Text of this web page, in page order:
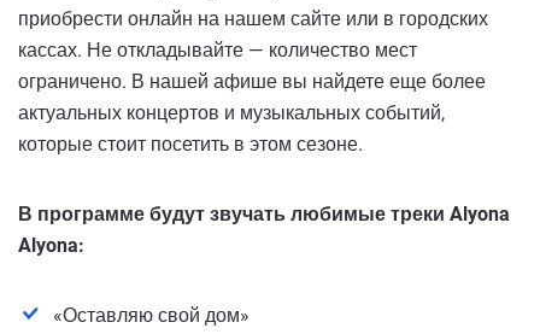
приобрести онлайн на нашем сайте или в городских
кассах. Не откладывайте — количество мест
ограничено. В нашей афише вы найдете еще более
актуальных концертов и музыкальных событий,
которые стоит посетить в этом сезоне.
В программе будут звучать любимые треки Alyona
Alyona:
«Оставляю свой дом»